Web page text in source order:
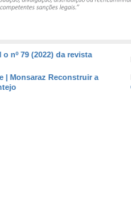
nº 79 (2022) da revista
| Monsaraz Reconstruir a